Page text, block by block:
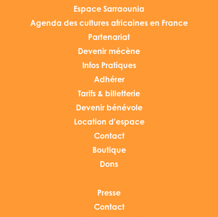
Espace Sarraounia
Agenda des cultures africaines en France
Partenariat
Devenir mécène
Infos Pratiques
Adhérer
Tarifs & billetterie
Devenir bénévole
Location d'espace
Contact
Boutique
Dons
Presse
Contact